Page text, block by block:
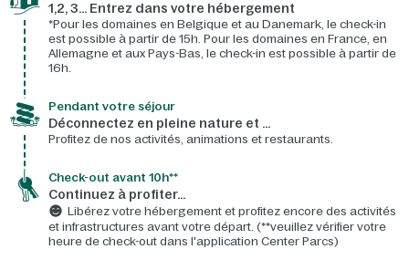
1,2, 3… Entrez dans votre hébergement
*Pour les domaines en Belgique et au Danemark, le check-in
est possible à partir de 15h. Pour les domaines en France, en
Allemagne et aux Pays-Bas, le check-in est possible à partir de
16h.
Pendant votre séjour
Déconnectez en pleine nature et …
Profitez de nos activités, animations et restaurants.
Check-out avant 10h**
Continuez à profiter…
Libérez votre hébergement et profitez encore des activités
et infrastructures avant votre départ. (**veuillez vérifier votre
heure de check-out dans l'application Center Parcs)